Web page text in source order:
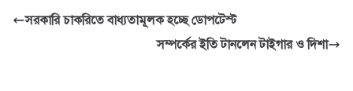
e er s
e
সরকারি চাকরিতে বাধ্যতামূলক হচ্ছে ডোপটেস্ট
সম্পর্কের ইতি টানলেন টাইগার ও দিশা